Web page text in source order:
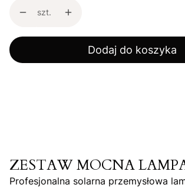
szt.
Dodaj do koszyka
ZESTAW MOCNA
Profesjonalna solarna przemysłowa